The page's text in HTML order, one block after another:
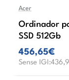
Acer
Ordinador
SSD 512Gb
456,65€
Sense